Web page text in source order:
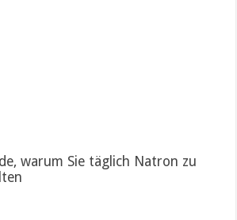
warum Sie täglich Natron zu